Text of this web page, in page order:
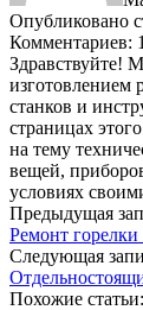
Опубликовано
Комментариев: 1
Здравствуйте!
изготовлением
станков и
страницах
на тему
вещей,
условиях
Предыдущая
Ремонт горелки
Следующая
Похожие статьи: